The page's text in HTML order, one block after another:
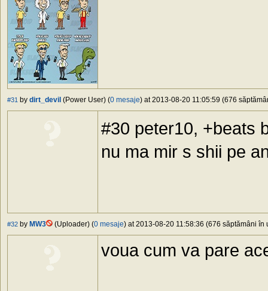
#31 by dirt_devil (Power User) (0 mesaje) at 2013-08-20 11:05:59 (676
#30 peter10, +beats
nu ma mir s shii pe
#32 by MW3 (Uploader) (0 mesaje) at 2013-08-20 11:58:36 (676 săptămâni în
voua cum va pare